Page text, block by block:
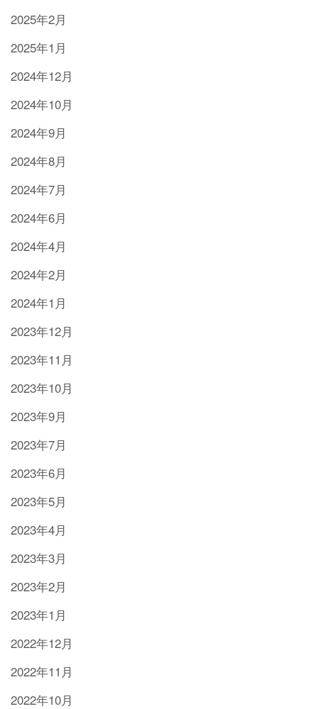
2025年2月
2025年1月
2024年12月
2024年10月
2024年9月
2024年8月
2024年7月
2024年6月
2024年4月
2024年2月
2024年1月
2023年12月
2023年11月
2023年10月
2023年9月
2023年7月
2023年6月
2023年5月
2023年4月
2023年3月
2023年2月
2023年1月
2022年12月
2022年11月
2022年10月